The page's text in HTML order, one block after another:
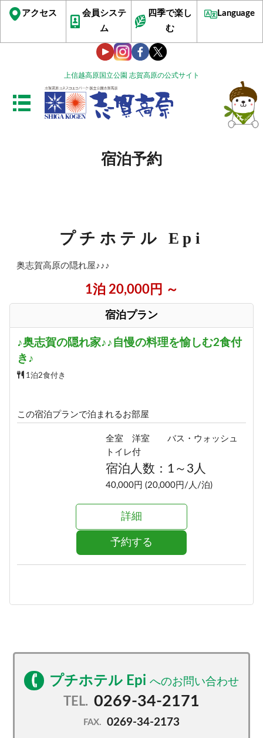
上信越高原国立公園 志賀高原の公式サイト
アクセス
会員システ
ム
四季で楽し
む
Language
宿泊予約
プチホテル Epi
奥志賀高原の隠れ屋♪♪♪
1泊 20,000円 ～
宿泊プラン
♪奥志賀の隠れ家♪♪自慢の料理を愉しむ2食付
き♪
1泊2食付き
この宿泊プランで泊まれるお部屋
全室 洋室 バス・ウォッシュ
トイレ付
宿泊人数：1～3人
40,000円 (20,000円/人/泊)
詳細
予約する
プチホテル Epi
TEL. 0269-34-2171
FAX. 0269-34-2173